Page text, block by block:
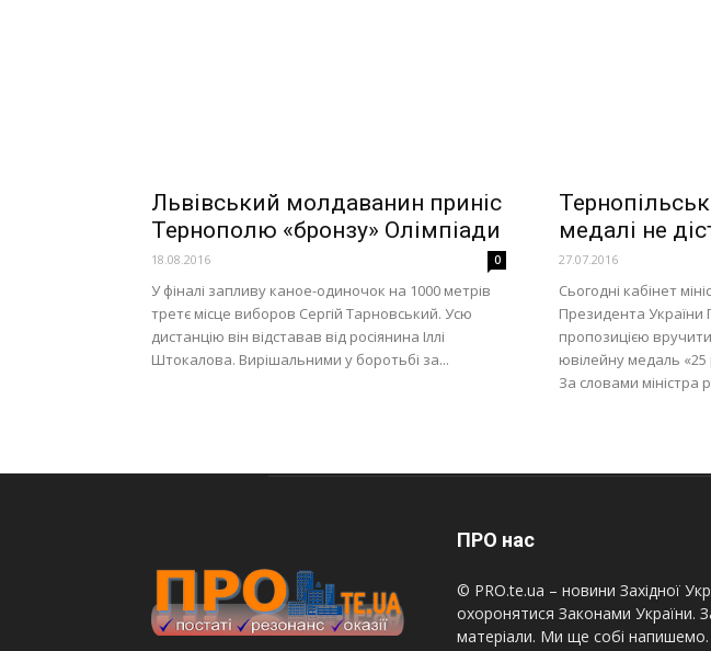
Львівський молдаванин приніс
Тернополю «бронзу» Олімпіади
18.08.2016 0
У фіналі запливу каное-одиночок на 1000 метрів
третє місце виборов Сергій Тарновський. Усю
дистанцію він відставав від росіянина Іллі
Штокалова. Вирішальними у боротьбі за...
медалі не
27.07.2016
Сьогодні кабінет
Президента
пропозицією
ювілейну медаль «25
За словами міністра
ПРО нас
© PRO.te.ua – новини Західної
охоронятися Законами України.
матеріали. Ми ще собі напишемо.